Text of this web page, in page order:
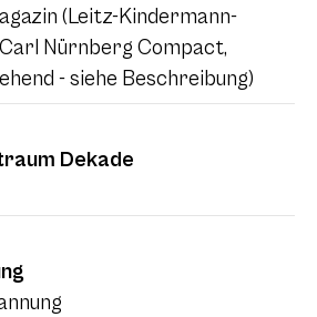
(Leitz-Kindermann-
Nürnberg Compact,
- siehe Beschreibung)
Dekade